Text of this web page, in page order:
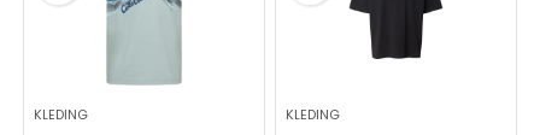
KLEDING KLEDING